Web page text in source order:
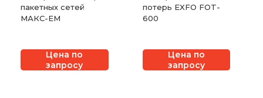
пакетных сетей
МАКС-ЕМ
Цена по
запросу
потерь EXFO FOT-
600
Цена по
запросу